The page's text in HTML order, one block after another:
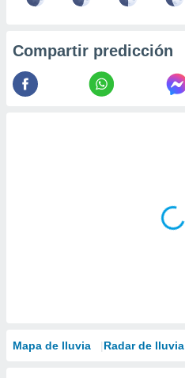
Compartir predicción
Mapa de lluvia Radar de lluvia